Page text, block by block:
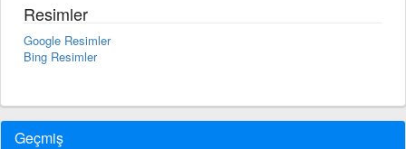
Resimler
Google Resimler
Bing Resimler
Geçmiş